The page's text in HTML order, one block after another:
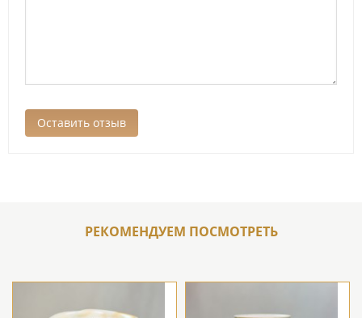
РЕКОМЕНДУЕМ ПОСМОТРЕТЬ